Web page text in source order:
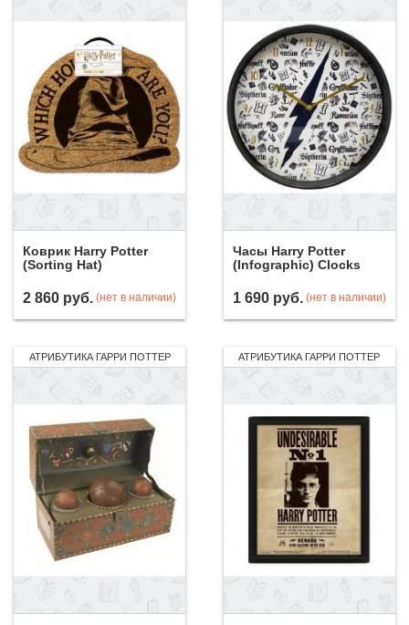
Коврик Harry Potter
(Sorting Hat)
2 860 руб. (нет в наличии)
Часы Harry Potter
(Infographic) Clocks
1 690 руб. (нет в наличии)
АТРИБУТИКА ГАРРИ ПОТТЕР АТРИБУТИКА ГАРРИ ПОТТЕР